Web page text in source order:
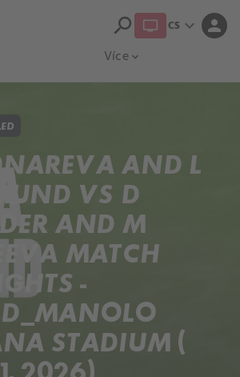
Více expand_more
search CS expand_more person
AND L
VS D
AND M
MATCH
-
STADIUM (